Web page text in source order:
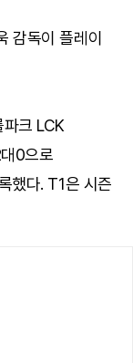
감독이 플레이
크 LCK
0으로
했다. T1은 시즌